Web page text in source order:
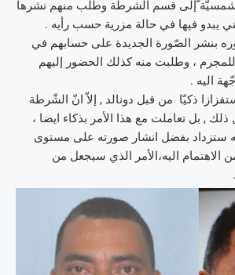
شمسيّة ّإلى قسم الشرطة وطلب منهم نشرها
يبدو فيها في حالة مزرية حسب رأيه .
بنشر الصّورة الجديدة على حسابهم في
، وطلبت منه كذلك الحضور إليهم
اليه .
ذكيّا من قبل دونالد , إلاّ انّ الشّرطة
, بل تعاملت مع هذا الأمر بذكاء ايضا ،
ستزداد بفضل انشار صورته على مستوى
الاهتمام اليه،الأمر الذي سيجعل من